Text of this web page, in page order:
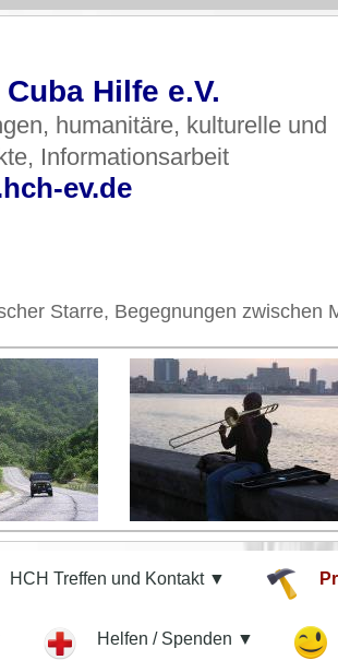
Hilfe e.V.
humanitäre, kulturelle und
Informationsarbeit
ev.de
Starre, Begegnungen zwischen
HCH Treffen und Kontakt ▼
Helfen / Spenden ▼